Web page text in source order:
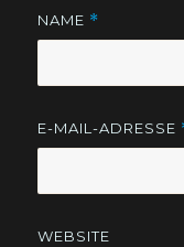
NAME *
E-MAIL-ADRESSE
WEBSITE